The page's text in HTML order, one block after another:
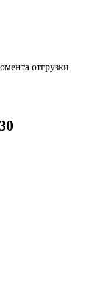
отгрузки